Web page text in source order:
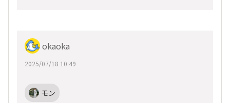
okaoka
2025/07/18 10:49
モン